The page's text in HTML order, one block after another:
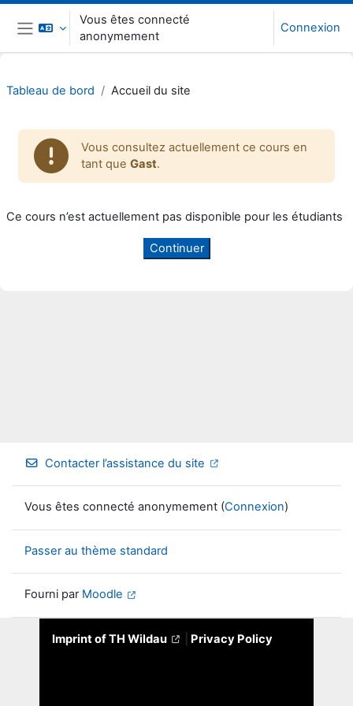
Passer au contenu principal
Panneau latéral
Vous êtes connecté
anonymement
Connexion
Tableau de bord Accueil du site
Vous consultez actuellement ce cours en
tant que Gast.
Ce cours n’est actuellement pas disponible pour les étudiants
Continuer
Contacter l’assistance du site
Vous êtes connecté anonymement (Connexion)
Passer au thème standard
Fourni par Moodle
Imprint of TH Wildau Privacy Policy